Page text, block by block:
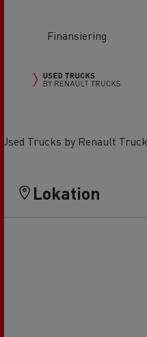
Finansiering
Used Trucks by Renault
Lokation